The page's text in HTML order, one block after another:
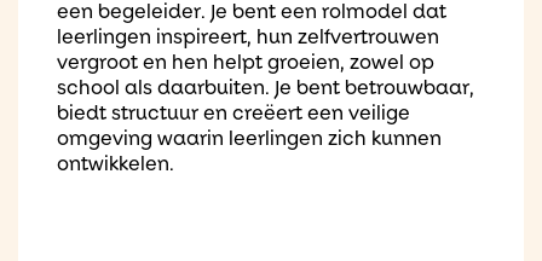
een begeleider. Je bent een rolmodel dat
leerlingen inspireert, hun zelfvertrouwen
vergroot en hen helpt groeien, zowel op
school als daarbuiten. Je bent betrouwbaar,
biedt structuur en creëert een veilige
omgeving waarin leerlingen zich kunnen
ontwikkelen.